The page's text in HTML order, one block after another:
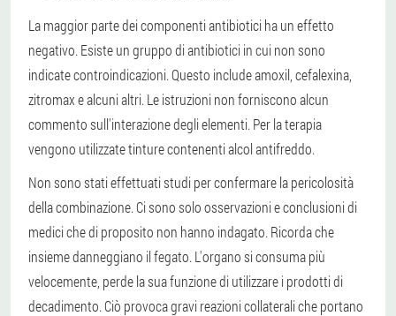
La maggior parte dei componenti antibiotici ha un effetto
negativo. Esiste un gruppo di antibiotici in cui non sono
indicate controindicazioni. Questo include amoxil, cefalexina,
zitromax e alcuni altri. Le istruzioni non forniscono alcun
commento sull'interazione degli elementi. Per la terapia
vengono utilizzate tinture contenenti alcol antifreddo.
Non sono stati effettuati studi per confermare la pericolosità
della combinazione. Ci sono solo osservazioni e conclusioni di
medici che di proposito non hanno indagato. Ricorda che
insieme danneggiano il fegato. L'organo si consuma più
velocemente, perde la sua funzione di utilizzare i prodotti di
decadimento. Ciò provoca gravi reazioni collaterali che portano